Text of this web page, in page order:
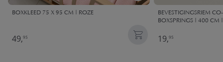
BOXKLEED 75 X 95 CM | ROZE
49,95
BEVESTIGINGSRIEM
BOXSPRINGS | 400 CM |
19,95